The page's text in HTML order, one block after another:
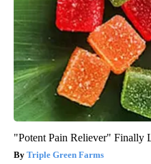
"Potent Pain Reliever" Finally
Triple Green Farms